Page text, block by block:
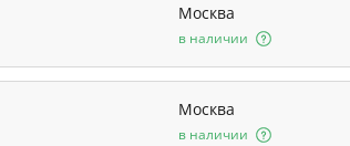
Москва
в наличии
Москва
в наличии